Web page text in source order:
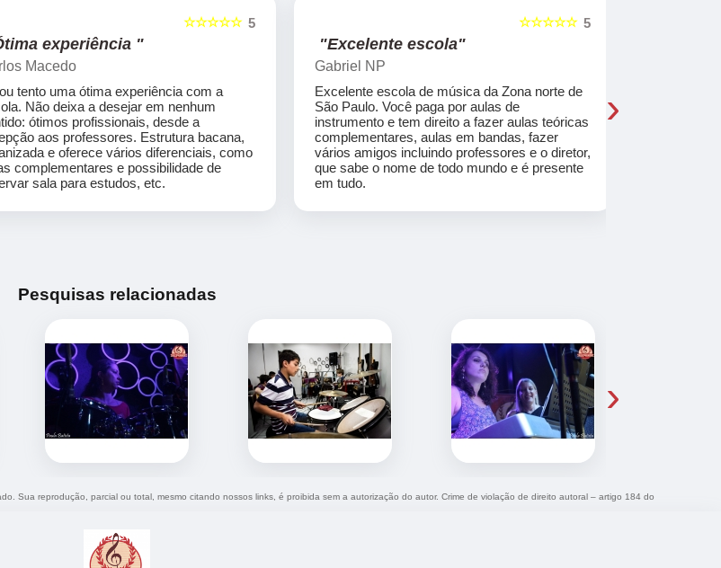
5
☆☆☆☆☆
experiência "
Macedo
tento uma ótima experiência com a
Não deixa a desejar em nenhum
ótimos profissionais, desde a
aos professores. Estrutura bacana,
e oferece vários diferenciais, como
complementares e possibilidade de
sala para estudos, etc.
5
☆☆☆☆☆
"Excelente escola"
Gabriel NP
Excelente escola de música da Zona norte de
São Paulo. Você paga por aulas de
instrumento e tem direito a fazer aulas teóricas
complementares, aulas em bandas, fazer
vários amigos incluindo professores e o diretor,
que sabe o nome de todo mundo e é presente
em tudo.
›
Pesquisas relacionadas
›
Sua reprodução, parcial ou total, mesmo citando nossos links, é proibida sem a autorização do autor. Crime de violação de direito autoral – artigo 184 do